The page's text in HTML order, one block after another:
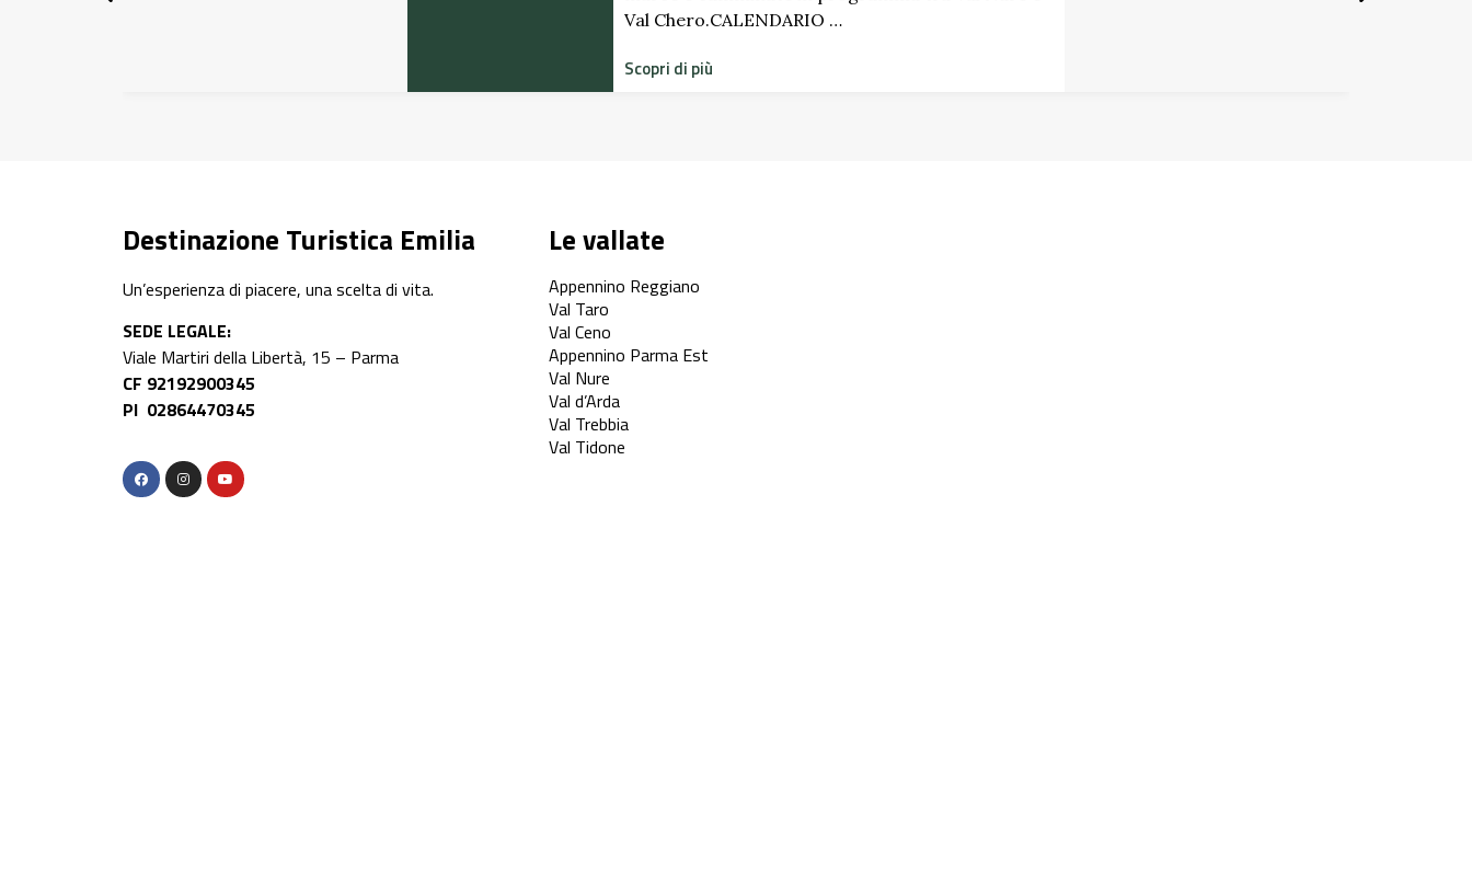
Val Chero.CALENDARIO …
Scopri di più
Destinazione Turistica Emilia
Un’esperienza di piacere, una scelta di vita.
SEDE LEGALE:
Viale Martiri della Libertà, 15 – Parma
CF 92192900345
PI 02864470345
Le vallate
Appennino Reggiano
Val Taro
Val Ceno
Appennino Parma Est
Val Nure
Val d’Arda
Val Trebbia
Val Tidone